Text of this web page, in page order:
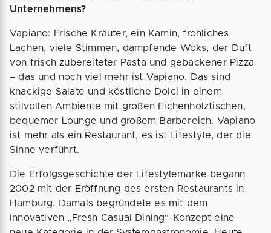
Unternehmens?
Vapiano: Frische Kräuter, ein Kamin, fröhliches
Lachen, viele Stimmen, dampfende Woks, der Duft
von frisch zubereiteter Pasta und gebackener Pizza
– das und noch viel mehr ist Vapiano. Das sind
knackige Salate und köstliche Dolci in einem
stilvollen Ambiente mit großen Eichenholztischen,
bequemer Lounge und großem Barbereich. Vapiano
ist mehr als ein Restaurant, es ist Lifestyle, der die
Sinne verführt.
Die Erfolgsgeschichte der Lifestylemarke begann
2002 mit der Eröffnung des ersten Restaurants in
Hamburg. Damals begründete es mit dem
innovativen „Fresh Casual Dining“-Konzept eine